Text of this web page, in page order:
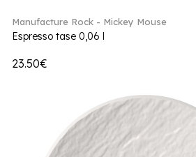
Manufacture Rock - Mickey Mouse
Espresso tase 0,06 l
23.50€